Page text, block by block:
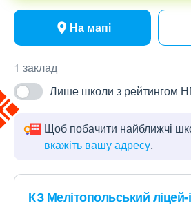
На мапі
1 заклад
Лише школи з рейтингом
Щоб побачити найближчі
вкажіть вашу адресу.
КЗ Мелітопольський ліцей-